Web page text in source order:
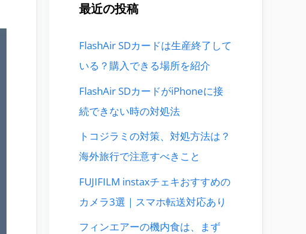
最近の投稿
FlashAir SDカードは生産終了して
いる？購入できる場所を紹介
FlashAir SDカードがiPhoneに接
続できない時の対処法
トコジラミの対策、対処方法は？
海外旅行で注意すべきこと
FUJIFILM instaxチェキおすすめの
カメラ3選｜スマホ転送対応あり
フィンエアーの機内食は、まず